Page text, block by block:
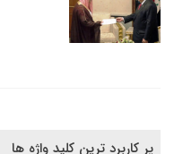
پر کاربرد ترین کلید واژه ها